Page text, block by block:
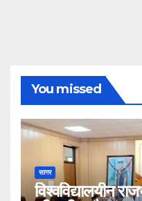
You missed
सागर
विश्वविद्यालयीन